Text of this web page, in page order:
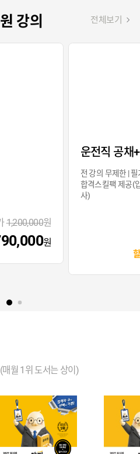
강의 전체보기
1,200,000원
원
운전직 공채
전 강의 무제한 |
합격스킬팩 제공(
사)
월 1위 도서는 상이)